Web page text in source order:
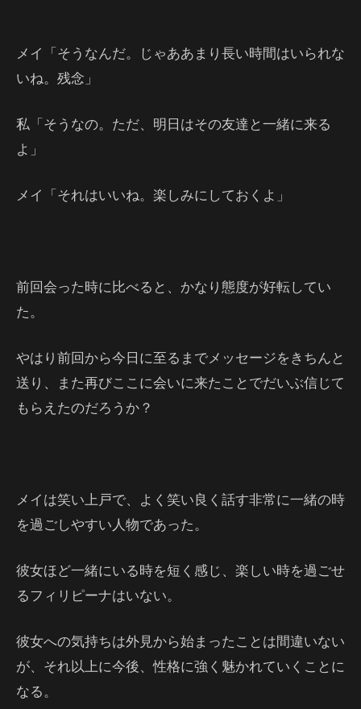
メイ「そうなんだ。じゃああまり長い時間はいられな
いね。残念」
私「そうなの。ただ、明日はその友達と一緒に来る
よ」
メイ「それはいいね。楽しみにしておくよ」
前回会った時に比べると、かなり態度が好転してい
た。
やはり前回から今日に至るまでメッセージをきちんと
送り、また再びここに会いに来たことでだいぶ信じて
もらえたのだろうか？
メイは笑い上戸で、よく笑い良く話す非常に一緒の時
を過ごしやすい人物であった。
彼女ほど一緒にいる時を短く感じ、楽しい時を過ごせ
るフィリピーナはいない。
彼女への気持ちは外見から始まったことは間違いない
が、それ以上に今後、性格に強く魅かれていくことに
なる。